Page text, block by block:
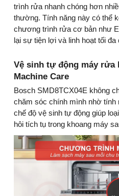
trình rửa nhanh chóng hơn
thường. Tính năng này có thể
chương trình rửa cơ bản như
lại sự tiện lợi và linh hoạt tối
Vệ sinh tự động máy rửa
Machine Care
Bosch SMD8TCX04E không
chăm sóc chính mình nhờ tính
chế độ vệ sinh tự động giúp
hôi tích tụ trong khoang máy